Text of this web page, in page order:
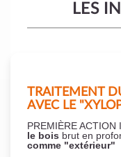
LES
TRAITEMENT
AVEC LE
PREMIÈRE ACTION
le bois brut en
comme "extérieur"